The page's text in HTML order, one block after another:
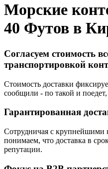
Морские
40 Футов в
Согласуем стоимость
транспортировкой
Стоимость доставки
сообщили - по такой и
Гарантированная
Сотрудничая с
понимаем, что доставка в
репутации.